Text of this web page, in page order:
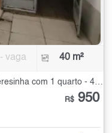
- vaga 40 m²
Casa Térrea para Alugar na Santa Teresinha com 1 quarto - 40 m²
R$ 950